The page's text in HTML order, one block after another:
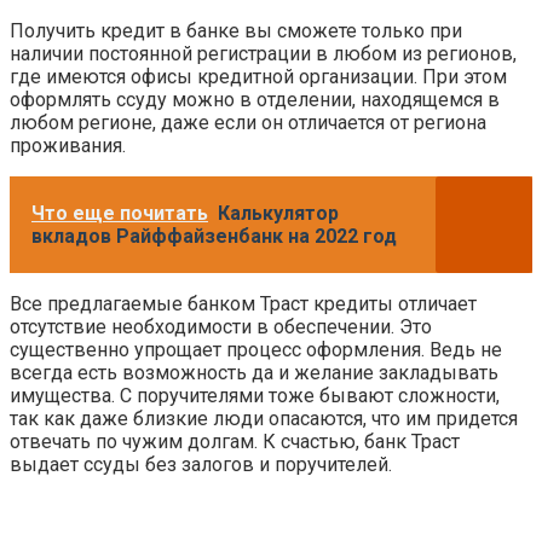
Получить кредит в банке вы сможете только при
наличии постоянной регистрации в любом из регионов,
где имеются офисы кредитной организации. При этом
оформлять ссуду можно в отделении, находящемся в
любом регионе, даже если он отличается от региона
проживания.
Что еще почитать Калькулятор
вкладов Райффайзенбанк на 2022 год
Все предлагаемые банком Траст кредиты отличает
отсутствие необходимости в обеспечении. Это
существенно упрощает процесс оформления. Ведь не
всегда есть возможность да и желание закладывать
имущества. С поручителями тоже бывают сложности,
так как даже близкие люди опасаются, что им придется
отвечать по чужим долгам. К счастью, банк Траст
выдает ссуды без залогов и поручителей.